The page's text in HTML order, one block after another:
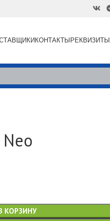
КОНТАКТЫРЕКВИЗИТЫ
КОРЗИНУ